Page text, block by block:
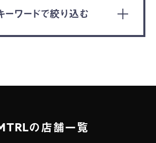
ーワードで絞り込む
の店舗一覧